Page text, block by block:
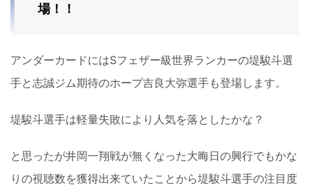
場！！
アンダーカードにはSフェザー級世界ランカーの堤駿斗選
手と志誠ジム期待のホープ吉良大弥選手も登場します。
堤駿斗選手は軽量失敗により人気を落としたかな？
と思ったが井岡一翔戦が無くなった大晦日の興行でもかな
りの視聴数を獲得出来ていたことから堤駿斗選手の注目度